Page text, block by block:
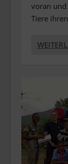
voran
Tiere